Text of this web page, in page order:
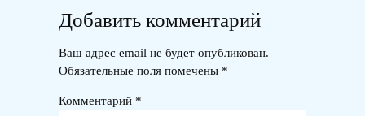
Добавить комментарий
Ваш адрес email не будет опубликован.
Обязательные поля помечены *
Комментарий *